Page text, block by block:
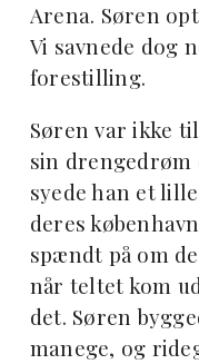
Arena. Søren
Vi savnede dog
forestilling.
Søren var ikke
sin drengedrøm
syede han et
deres
spændt på om
når teltet kom
det. Søren
manege, og